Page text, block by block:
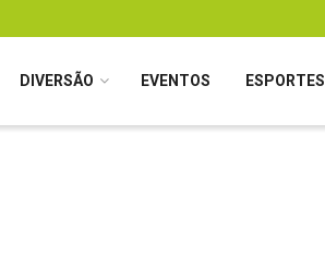
DIVERSÃO EVENTOS ESPORTES